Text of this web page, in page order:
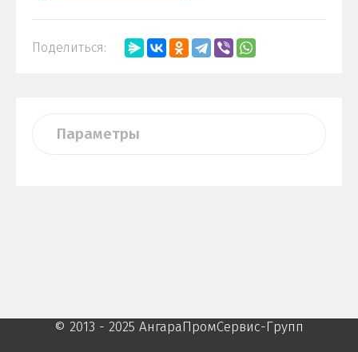
Поделиться:
Параметры
© 2013 - 2025 АнгараПромСервис-Групп